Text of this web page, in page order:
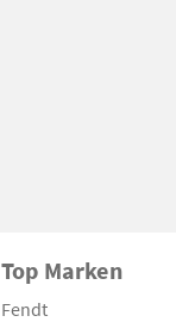
Top Marken
Fendt